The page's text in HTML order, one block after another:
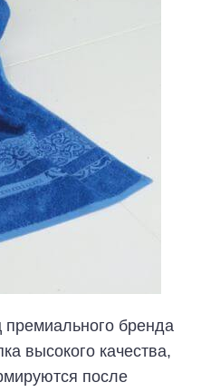
бренда
высокого качества,
после